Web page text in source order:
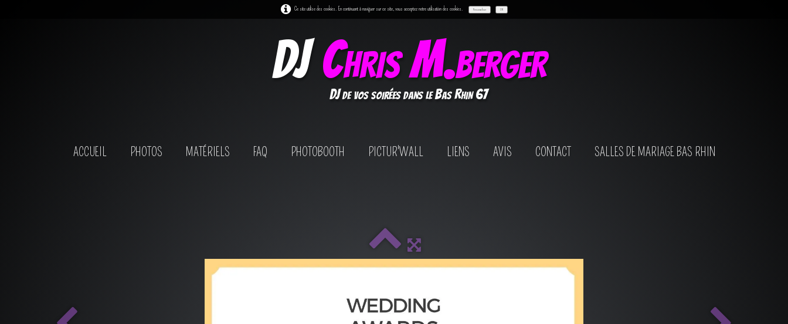
Ce site utilise des cookies. En continuant à naviguer sur ce site, vous acceptez notre utilisation des cookies. Personnaliser OK
DJChris M.berger
DJ de vos soirées dans le Bas Rhin 67
ACCUEIL PHOTOS MATÉRIELS FAQ PHOTOBOOTH PICTUR'WALL LIENS AVIS CONTACT SALLES DE MARIAGE BAS RHIN